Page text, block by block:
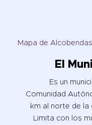
Mapa de Alcobendas
El
Es un
Comunidad
km al norte de
Limita con los